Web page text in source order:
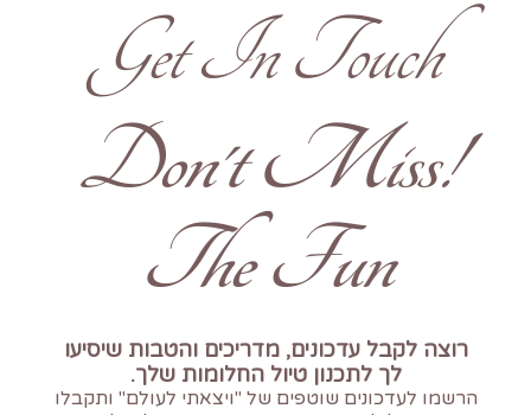
Get In Touch
!Don't Miss
The Fun